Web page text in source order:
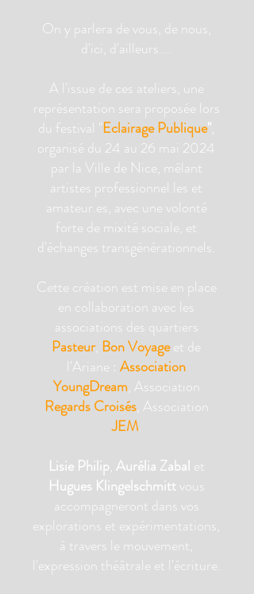
On y parlera de vous, de nous,
d'ici, d'ailleurs....
A l'issue de ces ateliers, une
représentation sera proposée lors
du festival "Eclairage Publique",
organisé du 24 au 26 mai 2024
par la Ville de Nice, mêlant
artistes professionnel.les et
amateur.es, avec une volonté
forte de mixité sociale, et
d'échanges transgénérationnels.
Cette création est mise en place
en collaboration avec les
associations des quartiers
Pasteur, Bon Voyageet de
l'Ariane : Association
YoungDream, Association
Regards Croisés, Association
JEM.
Lisie Philip,Aurélia Zabal et
Hugues Klingelschmittvous
accompagneront dans vos
explorations et expérimentations,
à travers le mouvement,
l'expression théâtrale et l'écriture.